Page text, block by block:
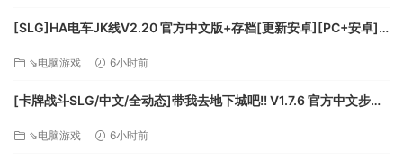
[SLG]HA电车JK线V2.20 官方中文版+存档[更新安卓][PC+安卓]
⇘电脑游戏 6小时前
[卡牌战斗SLG/中文/全动态]带我去地下城吧!! V1.7.6 官方中文步兵
⇘电脑游戏 6小时前